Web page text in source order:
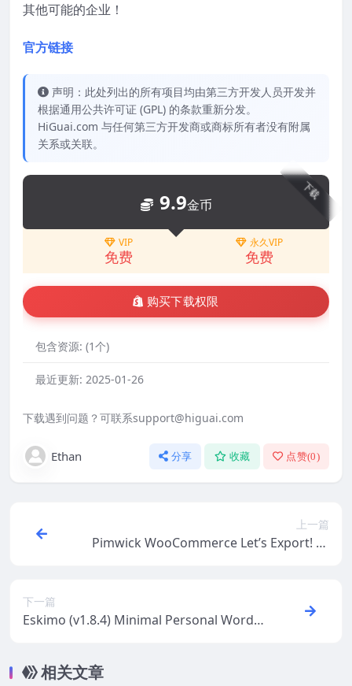
其他可能的企业！
官方链接
声明：此处列出的所有项目均由第三方开发人员开发并
根据通用公共许可证 (GPL) 的条款重新分发。
HiGuai.com 与任何第三方开发商或商标所有者没有附属
关系或关联。
下载
9.9金币
VIP
免费
永久VIP
免费
购买下载权限
包含资源: (1个)
最近更新: 2025-01-26
下载遇到问题？可联系support@higuai.com
Ethan 分享 收藏 点赞(0)
上一篇
Pimwick WooCommerce Let’s Export! Pr
下一篇
Eskimo (v1.8.4) Minimal Personal WordP
相关文章